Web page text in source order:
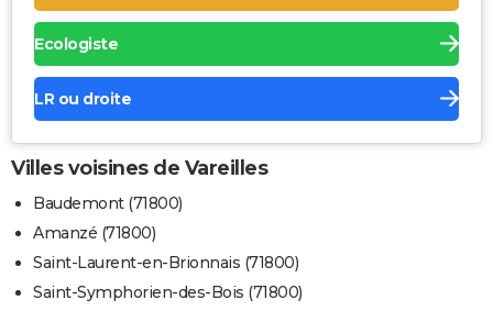
Ecologiste
LR ou droite
Villes voisines de Vareilles
Baudemont (71800)
Amanzé (71800)
Saint-Laurent-en-Brionnais (71800)
Saint-Symphorien-des-Bois (71800)